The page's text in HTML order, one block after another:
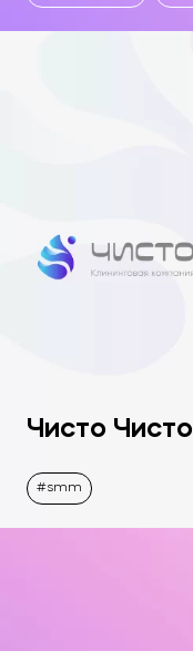
Чисто Чисто
smm